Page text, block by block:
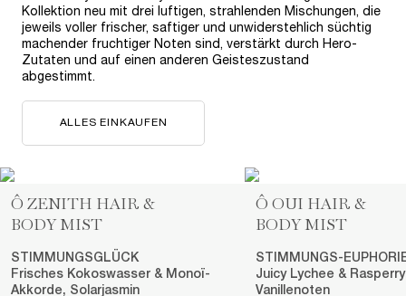
Kollektion neu mit drei luftigen, strahlenden Mischungen, die
jeweils voller frischer, saftiger und unwiderstehlich süchtig
machender fruchtiger Noten sind, verstärkt durch Hero-
Zutaten und auf einen anderen Geisteszustand
abgestimmt.
ALLES EINKAUFEN
Ô ZENITH HAIR &
BODY MIST
STIMMUNGSGLÜCK
Frisches Kokoswasser & Monoï-
Akkorde, Solarjasmin
Ô OUI HAIR &
BODY MIST
STIMMUNGS-
Juicy Lychee &
Vanillenoten